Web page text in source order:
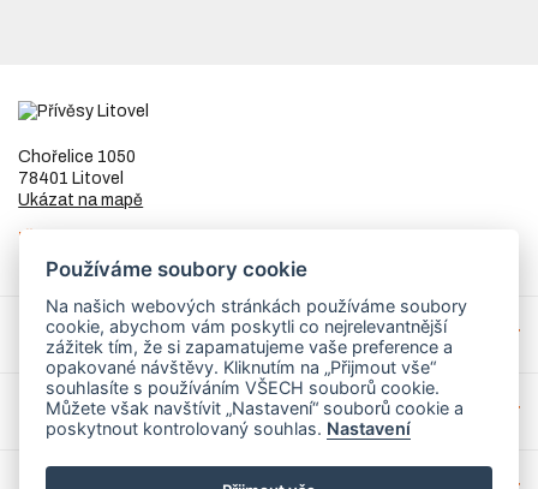
Chořelice 1050
78401 Litovel
Ukázat na mapě
IČ
DIČCZ8253255307
Přívěsy a náhradní díly
Servis
Používáme soubory cookie
Na našich webových stránkách používáme soubory
cookie, abychom vám poskytli co nejrelevantnější
zážitek tím, že si zapamatujeme vaše preference a
opakované návštěvy. Kliknutím na „Přijmout vše“
souhlasíte s používáním VŠECH souborů cookie.
Můžete však navštívit „Nastavení“ souborů cookie a
poskytnout kontrolovaný souhlas. Nastavení